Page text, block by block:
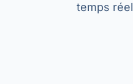
temps